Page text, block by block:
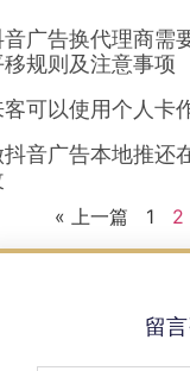
广告换代理商需
规则及注意事项
可以使用个人卡
音广告本地推还
« 上一篇 1 2
留